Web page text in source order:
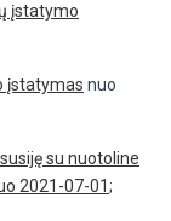
įstatymo
įstatymas nuo
su nuotoline
2021-07-01;